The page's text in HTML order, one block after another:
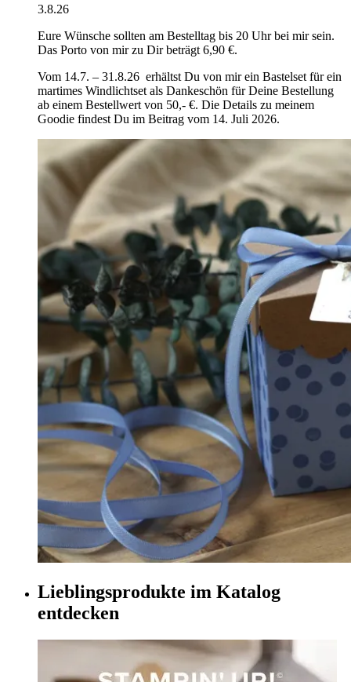
3.8.26
Eure Wünsche sollten am Bestelltag bis 20 Uhr bei mir sein.
Das Porto von mir zu Dir beträgt 6,90 €.
Vom 14.7. – 31.8.26 erhältst Du von mir ein Bastelset für ein
martimes Windlichtset als Dankeschön für Deine Bestellung
ab einem Bestellwert von 50,- €. Die Details zu meinem
Goodie findest Du im Beitrag vom 14. Juli 2026.
Lieblingsprodukte im Katalog
entdecken